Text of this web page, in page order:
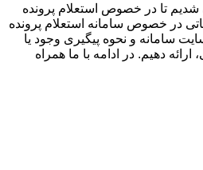
شدیم تا در خصوص استعلام پرونده
در خصوص سامانه استعلام پرونده
سامانه و نحوه پیگیری وجود یا
دهیم. در ادامه با ما همراه